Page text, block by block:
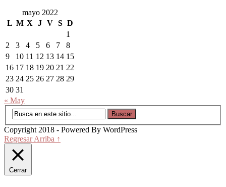
mayo 2022
L M X J V S D
1
2
3 4 5 6 7
8
9
10 11 12 13 14 15
16 17 18 19 20 21 22
23 24 25 26 27 28 29
30 31
« May
Copyright 2018 - Powered By WordPress
Regresar Arriba ↑
Cerrar